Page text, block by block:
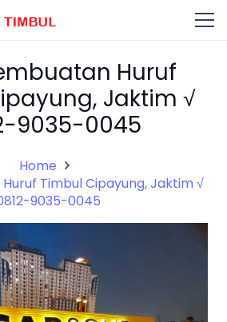
Huruf
Jaktim √
9035-0045
Home
Timbul Cipayung, Jaktim √
9035-0045